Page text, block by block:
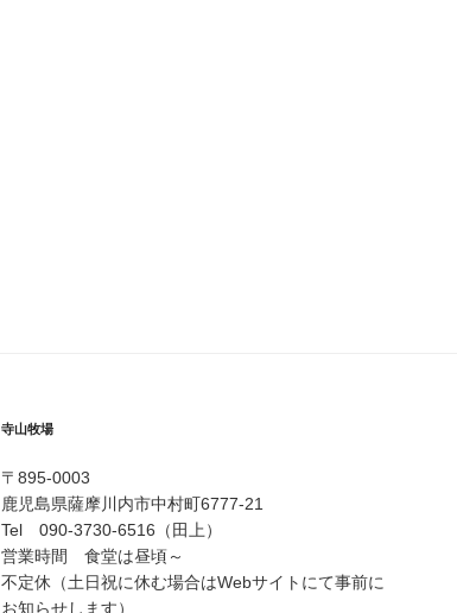
寺山牧場
〒895-0003
鹿児島県薩摩川内市中村町6777-21
Tel 090-3730-6516（田上）
営業時間 食堂は昼頃～
不定休（土日祝に休む場合はWebサイトにて事前に
お知らせします）